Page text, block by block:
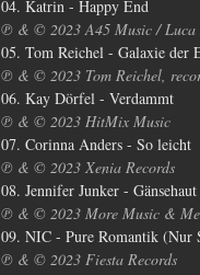
04. Katrin - Happy End
℗ & © 2023 A45 Music / Luca
05. Tom Reichel - Galaxie
℗ & © 2023 Tom Reichel,
06. Kay Dörfel - Verdammt
℗ & © 2023 HitMix Music
07. Corinna Anders - So leicht
℗ & © 2023 Xenia Records
08. Jennifer Junker -
℗ & © 2023 More Music &
09. NIC - Pure Romantik (Nur
℗ & © 2023 Fiesta Records